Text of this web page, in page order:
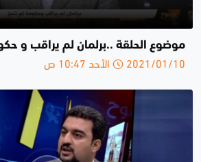
موضوع الحلقة ..برلمان لم يراقب و
2021/01/10 الأحد 10:47 ص